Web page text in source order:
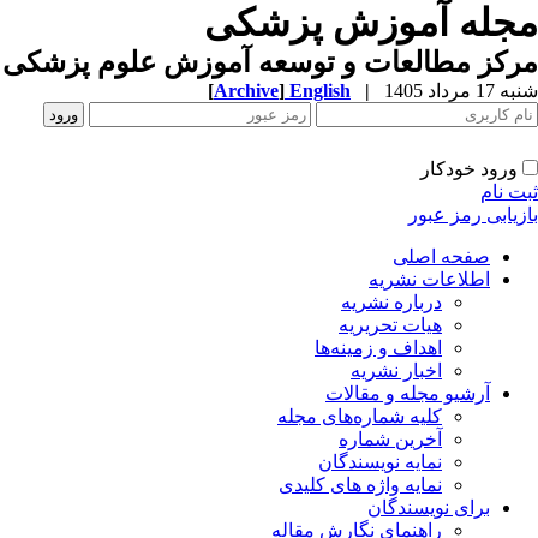
مجله آموزش پزشکی
مرکز مطالعات و توسعه آموزش علوم پزشکی
شنبه 17 مرداد 1405 |
English
[Archive]
ورود خودکار
ثبت نام
بازیابی رمز عبور
صفحه اصلی
اطلاعات نشریه
درباره نشریه
هیات تحریریه
اهداف و زمینه‌ها
اخبار نشریه
آرشیو مجله و مقالات
کلیه شماره‌های مجله
آخرین شماره
نمایه نویسندگان
نمایه واژه های کلیدی
برای نویسندگان
راهنمای نگارش مقاله